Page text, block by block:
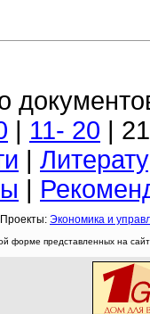
| 11- 20 |
|
|
Проекты: Экономика и
форме представленных на